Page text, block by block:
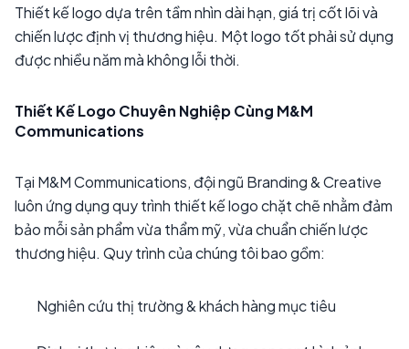
Thiết kế logo dựa trên tầm nhìn dài hạn, giá trị cốt lõi và
chiến lược định vị thương hiệu. Một logo tốt phải sử dụng
được nhiều năm mà không lỗi thời.
Thiết Kế Logo Chuyên Nghiệp Cùng M&M
Communications
Tại M&M Communications, đội ngũ Branding & Creative
luôn ứng dụng quy trình thiết kế logo chặt chẽ nhằm đảm
bảo mỗi sản phẩm vừa thẩm mỹ, vừa chuẩn chiến lược
thương hiệu. Quy trình của chúng tôi bao gồm:
Nghiên cứu thị trường & khách hàng mục tiêu